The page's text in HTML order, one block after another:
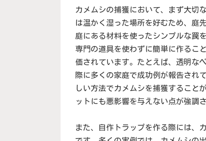
カメムシの捕獲において、まず大切
は温かく湿った場所を好むため、庭
庭にある材料を使ったシンプルな罠
専門の道具を使わずに簡単に作るこ
価されています。たとえば、透明な
際に多くの家庭で成功例が報告され
しい方法でカメムシを捕獲すること
ットにも悪影響を与えない点が強調
また、自作トラップを作る際には、